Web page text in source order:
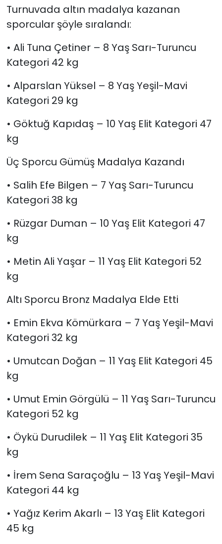
Turnuvada altın madalya kazanan
sporcular şöyle sıralandı:
• Ali Tuna Çetiner – 8 Yaş Sarı-Turuncu
Kategori 42 kg
• Alparslan Yüksel – 8 Yaş Yeşil-Mavi
Kategori 29 kg
• Göktuğ Kapıdaş – 10 Yaş Elit Kategori 47
kg
Üç Sporcu Gümüş Madalya Kazandı
• Salih Efe Bilgen – 7 Yaş Sarı-Turuncu
Kategori 38 kg
• Rüzgar Duman – 10 Yaş Elit Kategori 47
kg
• Metin Ali Yaşar – 11 Yaş Elit Kategori 52
kg
Altı Sporcu Bronz Madalya Elde Etti
• Emin Ekva Kömürkara – 7 Yaş Yeşil-Mavi
Kategori 32 kg
• Umutcan Doğan – 11 Yaş Elit Kategori 45
kg
• Umut Emin Görgülü – 11 Yaş Sarı-Turuncu
Kategori 52 kg
• Öykü Durudilek – 11 Yaş Elit Kategori 35
kg
• İrem Sena Saraçoğlu – 13 Yaş Yeşil-Mavi
Kategori 44 kg
• Yağız Kerim Akarlı – 13 Yaş Elit Kategori
45 kg